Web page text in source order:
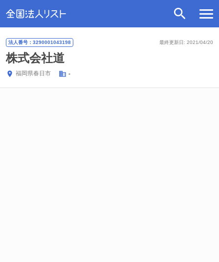
最終更新日: 2021/04/20
法人番号：3290001043198
株式会社道
福岡県春日市 -